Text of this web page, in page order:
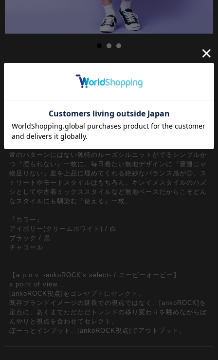
心地良い薄手のコットンスウェット×ダボっとラフにストリート
な感覚でとりいれられるオーバーサイズ/ビッグシルエットがメ
ンズレディース問わずユニセックスで着用出来る一品。
極端にワイドな身幅とそのままラグランスリーブを滑らかに繋ぐ
事で独創的かつファニーなポンチョ/マント型のオーバーサイズ
シルエットを構築したアッパーなスタイルが印象的。ザクっと被
常のパターンにはない独特のルーズシルエットがでるシンプルか
つ『埋もれない』一枚に。毎日着たい無地デザインに『普通じゃ
物足りない』差を上品に埋めてくれる絶妙なバランス感が◎。ス
トリートやモードスタイルはもちろん、キレイメスタイルのハズ
シとしてや古着ミックススタイルなど無地ベースだからこそどん
なスタイルにも馴染む『使える』一枚。
『カラー』
アイボリー(クリームホワイト) / 白
ブラック / 黒
チャコール
【a.p.o.v. -ankoROCK's select- / エーピーオービー】
a point of view...
[ankoROCK視点]をコンセプトにセレクト。
既存ブランドイメージの延長での視点ではなく、[ankoROCK]を
定点に、あくまでただただトレンドの移り変わりを眺めながらぼ
んやりと視点を合わせてセレクト。
ぼーっとインプット、[ankoROCK視点]でアウトプット。